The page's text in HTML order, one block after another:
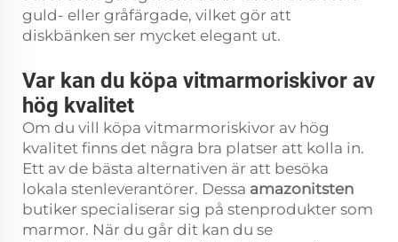
guld- eller gråfärgade, vilket gör att
diskbänken ser mycket elegant ut.
Var kan du köpa vitmarmoriskivor av
hög kvalitet
Om du vill köpa vitmarmoriskivor av hög
kvalitet finns det några bra platser att kolla in.
Ett av de bästa alternativen är att besöka
lokala stenleverantörer. Dessa amazonitsten
butiker specialiserar sig på stenprodukter som
marmor. När du går dit kan du se